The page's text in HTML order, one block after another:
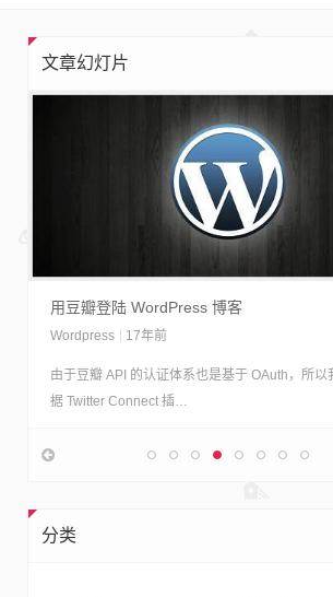
文章幻灯片
用豆瓣登陆 WordPress 博客
Wordpress 17年前
由于豆瓣 API 的认证体系也是基于 OAuth，所以
据 Twitter Connect 插…
分类